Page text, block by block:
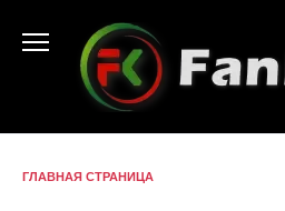
содержанию
ГЛАВНАЯ СТРАНИЦА